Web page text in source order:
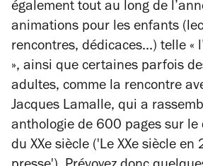
également tout au long de
animations pour les enfants
rencontres, dédicaces...) telle «
», ainsi que certaines parfois
adultes, comme la rencontre
Jacques Lamalle, qui a
anthologie de 600 pages sur le
du XXe siècle ('Le XXe siècle